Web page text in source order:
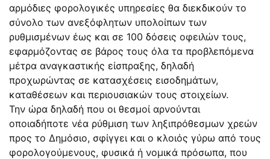
αρμόδιες φορολογικές υπηρεσίες θα διεκδικούν το
σύνολο των ανεξόφλητων υπολοίπων των
ρυθμισμένων έως και σε 100 δόσεις οφειλών τους,
εφαρμόζοντας σε βάρος τους όλα τα προβλεπόμενα
μέτρα αναγκαστικής είσπραξης, δηλαδή
προχωρώντας σε κατασχέσεις εισοδημάτων,
καταθέσεων και περιουσιακών τους στοιχείων.
Την ώρα δηλαδή που οι θεσμοί αρνούνται
οποιαδήποτε νέα ρύθμιση των ληξιπρόθεσμων χρεών
προς το Δημόσιο, σφίγγει και ο κλοιός γύρω από τους
φορολογούμενους, φυσικά ή νομικά πρόσωπα, που